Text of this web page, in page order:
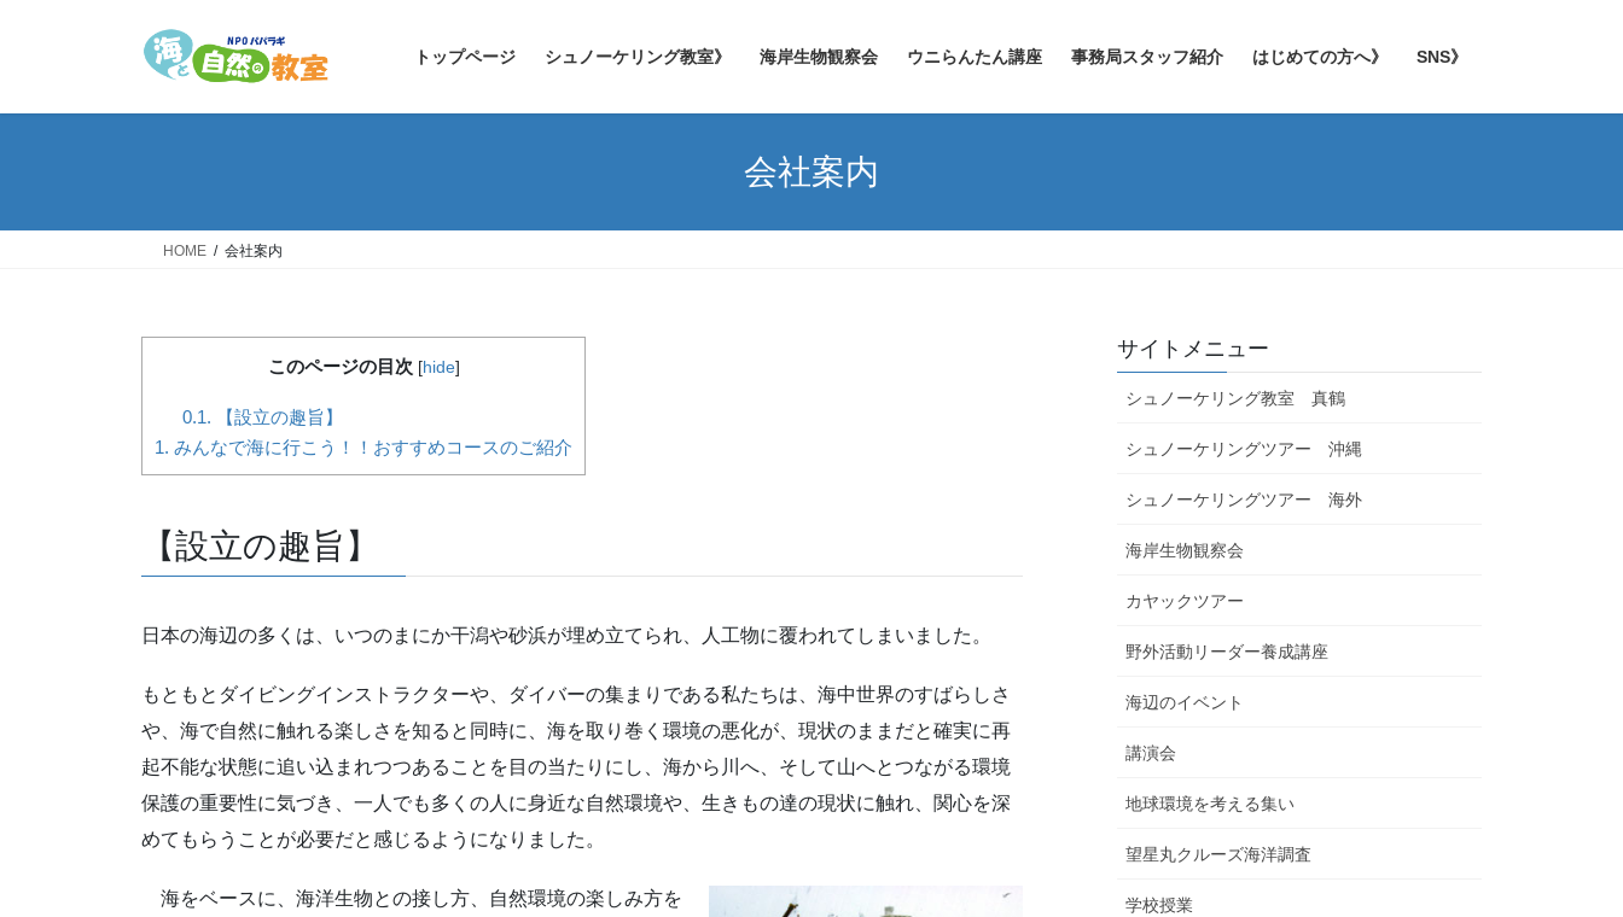
トップページ シュノーケリング教室》 海岸生物観察会 ウニらんたん講座 事務局スタッフ紹介 はじめての方へ》 SNS》
会社案内
HOME 会社案内
このページの目次 [hide]
0.1. 【設立の趣旨】
1. みんなで海に行こう！！おすすめコースのご紹介
【設立の趣旨】
日本の海辺の多くは、いつのまにか干潟や砂浜が埋め立てられ、人工物に覆われてしまいました。
もともとダイビングインストラクターや、ダイバーの集まりである私たちは、海中世界のすばらしさ
や、海で自然に触れる楽しさを知ると同時に、海を取り巻く環境の悪化が、現状のままだと確実に再
起不能な状態に追い込まれつつあることを目の当たりにし、海から川へ、そして山へとつながる環境
保護の重要性に気づき、一人でも多くの人に身近な自然環境や、生きもの達の現状に触れ、関心を深
めてもらうことが必要だと感じるようになりました。
海をベースに、海洋生物との接し方、自然環境の楽しみ方を
サイトメニュー
シュノーケリング教室 真鶴
シュノーケリングツアー 沖縄
シュノーケリングツアー 海外
海岸生物観察会
カヤックツアー
野外活動リーダー養成講座
海辺のイベント
講演会
地球環境を考える集い
望星丸クルーズ海洋調査
学校授業